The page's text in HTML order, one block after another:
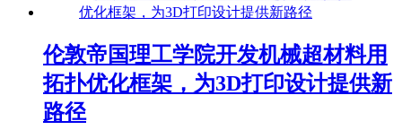
伦敦帝国理工学院开发机械超材料用
拓扑优化框架，为3D打印设计提供新
路径